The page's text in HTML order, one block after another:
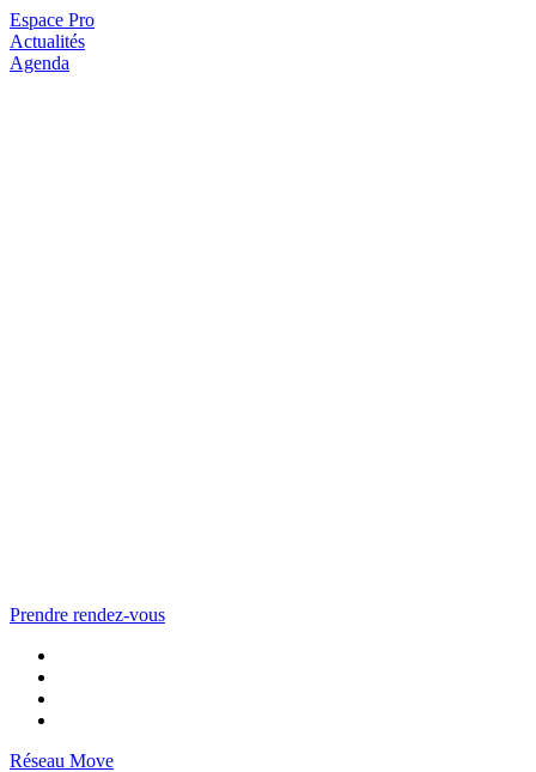
Espace Pro
Actualités
Agenda
Prendre rendez-vous
Réseau Move